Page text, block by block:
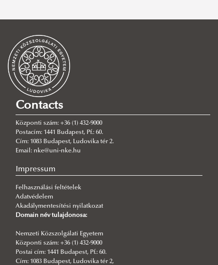
Researchers
Research projects
Empirical studies
Magyar
Contacts
Központi szám: +36 (1) 432-9000
Postacím: 1441 Budapest, Pf.: 60.
Cím: 1083 Budapest, Ludovika tér 2.
Email: nke@uni-nke.hu
Impressum
Felhasználási feltételek
Adatvédelem
Akadálymentesítési nyilatkozat
Domain név tulajdonosa:
Nemzeti Közszolgálati Egyetem
Központi szám: +36 (1) 432-9000
Postai cím: 1441 Budapest, Pf.: 60.
Cím: 1083 Budapest, Ludovika tér 2,